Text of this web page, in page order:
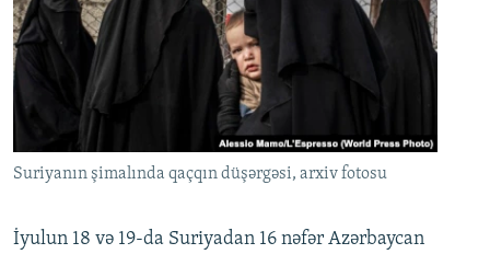
Suriyanın şimalında qaçqın düşərgəsi, arxiv fotosu
İyulun 18 və 19-da Suriyadan 16 nəfər Azərbaycan